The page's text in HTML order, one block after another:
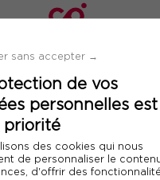
sans accepter →
de vos
personnelles est
priorité
des cookies qui nous
de personnaliser le
d'offrir des
marketing, digital
la vidéo à sa